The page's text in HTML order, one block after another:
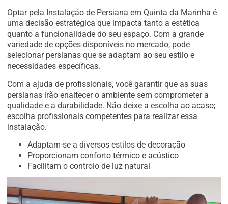
Optar pela Instalação de Persiana em Quinta da Marinha é
uma decisão estratégica que impacta tanto a estética
quanto a funcionalidade do seu espaço. Com a grande
variedade de opções disponíveis no mercado, pode
selecionar persianas que se adaptam ao seu estilo e
necessidades específicas.
Com a ajuda de profissionais, você garantir que as suas
persianas irão enaltecer o ambiente sem comprometer a
qualidade e a durabilidade. Não deixe a escolha ao acaso;
escolha profissionais competentes para realizar essa
instalação.
Adaptam-se a diversos estilos de decoração
Proporcionam conforto térmico e acústico
Facilitam o controlo de luz natural